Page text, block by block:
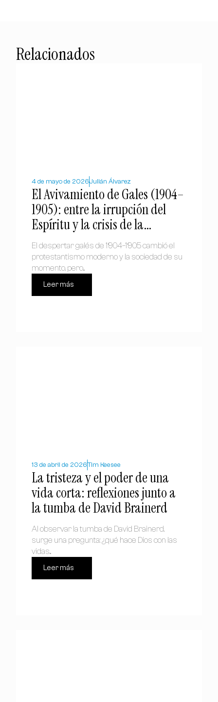
Relacionados
4 de mayo de 2026Julián Álvarez
El Avivamiento de Gales (1904–
1905): entre la irrupción del
Espíritu y la crisis de la
modernidad protestante
El despertar galés de 1904–1905 cambió el
protestantismo moderno y la sociedad de su
momento, pero...
Leer más
13 de abril de 2026Tim Keesee
La tristeza y el poder de una
vida corta: reflexiones junto a
la tumba de David Brainerd
Al observar la tumba de David Brainerd,
surge una pregunta: ¿qué hace Dios con las
vidas...
Leer más